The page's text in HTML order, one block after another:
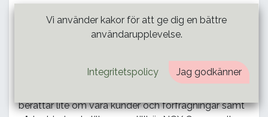
På onsdagar bjuder vi in till ett digitalt
välkomstmöte för dig som är ny i vårt nätverk och
oss att få ett ansikte på varandra, att introducera
NOX Consulting samt att berätta om hur vi arbetar.
berättar lite om våra kunder och förfrågningar samt
Vi använder kakor för att ge dig en bättre
användarupplevelse.
Integritetspolicy Jag godkänner